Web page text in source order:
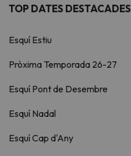
TOP DATES DESTACADES
Esquí Estiu
Pròxima Temporada 26-27
Esquí Pont de Desembre
Esquí Nadal
Esquí Cap d'Any